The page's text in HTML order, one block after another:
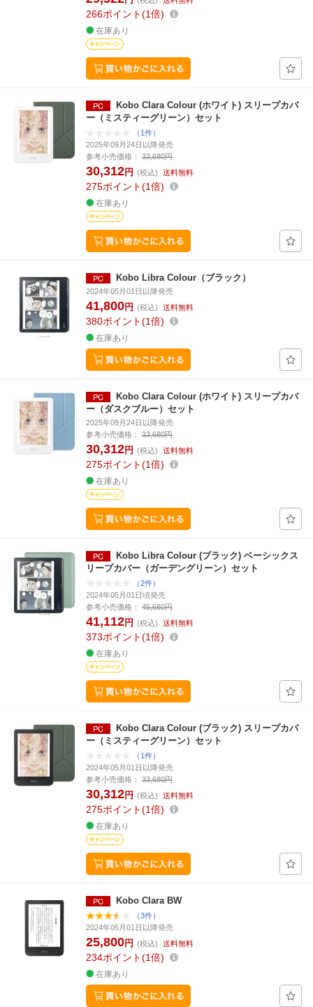
266ポイント 1倍
在庫あり
Kobo Clara Colour (ホワイト) スリープカバ
ー（ミスティーグリーン）セット
（1件）
2025年09月24日以降発売
参考小売価格：
33,680円
30,312円 (税込) 送料無料
275ポイント 1倍
在庫あり
Kobo Libra Colour（ブラック）
2024年05月01日以降発売
41,800円 (税込) 送料無料
380ポイント 1倍
在庫あり
Kobo Clara Colour (ホワイト) スリープカバ
ー（ダスクブルー）セット
2025年09月24日以降発売
参考小売価格：
33,680円
30,312円 (税込) 送料無料
275ポイント 1倍
在庫あり
Kobo Libra Colour (ブラック) ベーシックス
リープカバー（ガーデングリーン）セット
（2件）
2024年05月01日頃発売
参考小売価格：
45,680円
41,112円 (税込) 送料無料
373ポイント 1倍
在庫あり
Kobo Clara Colour (ブラック) スリープカバ
ー（ミスティーグリーン）セット
（1件）
2024年05月01日以降発売
参考小売価格：
33,680円
30,312円 (税込) 送料無料
275ポイント 1倍
在庫あり
Kobo Clara BW
（3件）
2024年05月01日以降発売
25,800円 (税込) 送料無料
234ポイント 1倍
在庫あり